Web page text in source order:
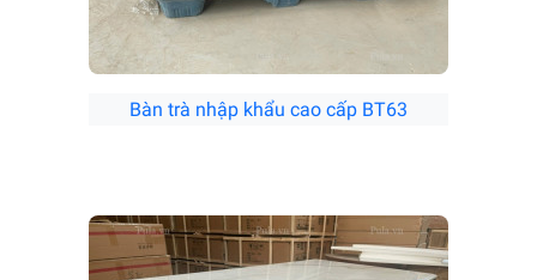
Bàn trà nhập khẩu cao cấp BT63